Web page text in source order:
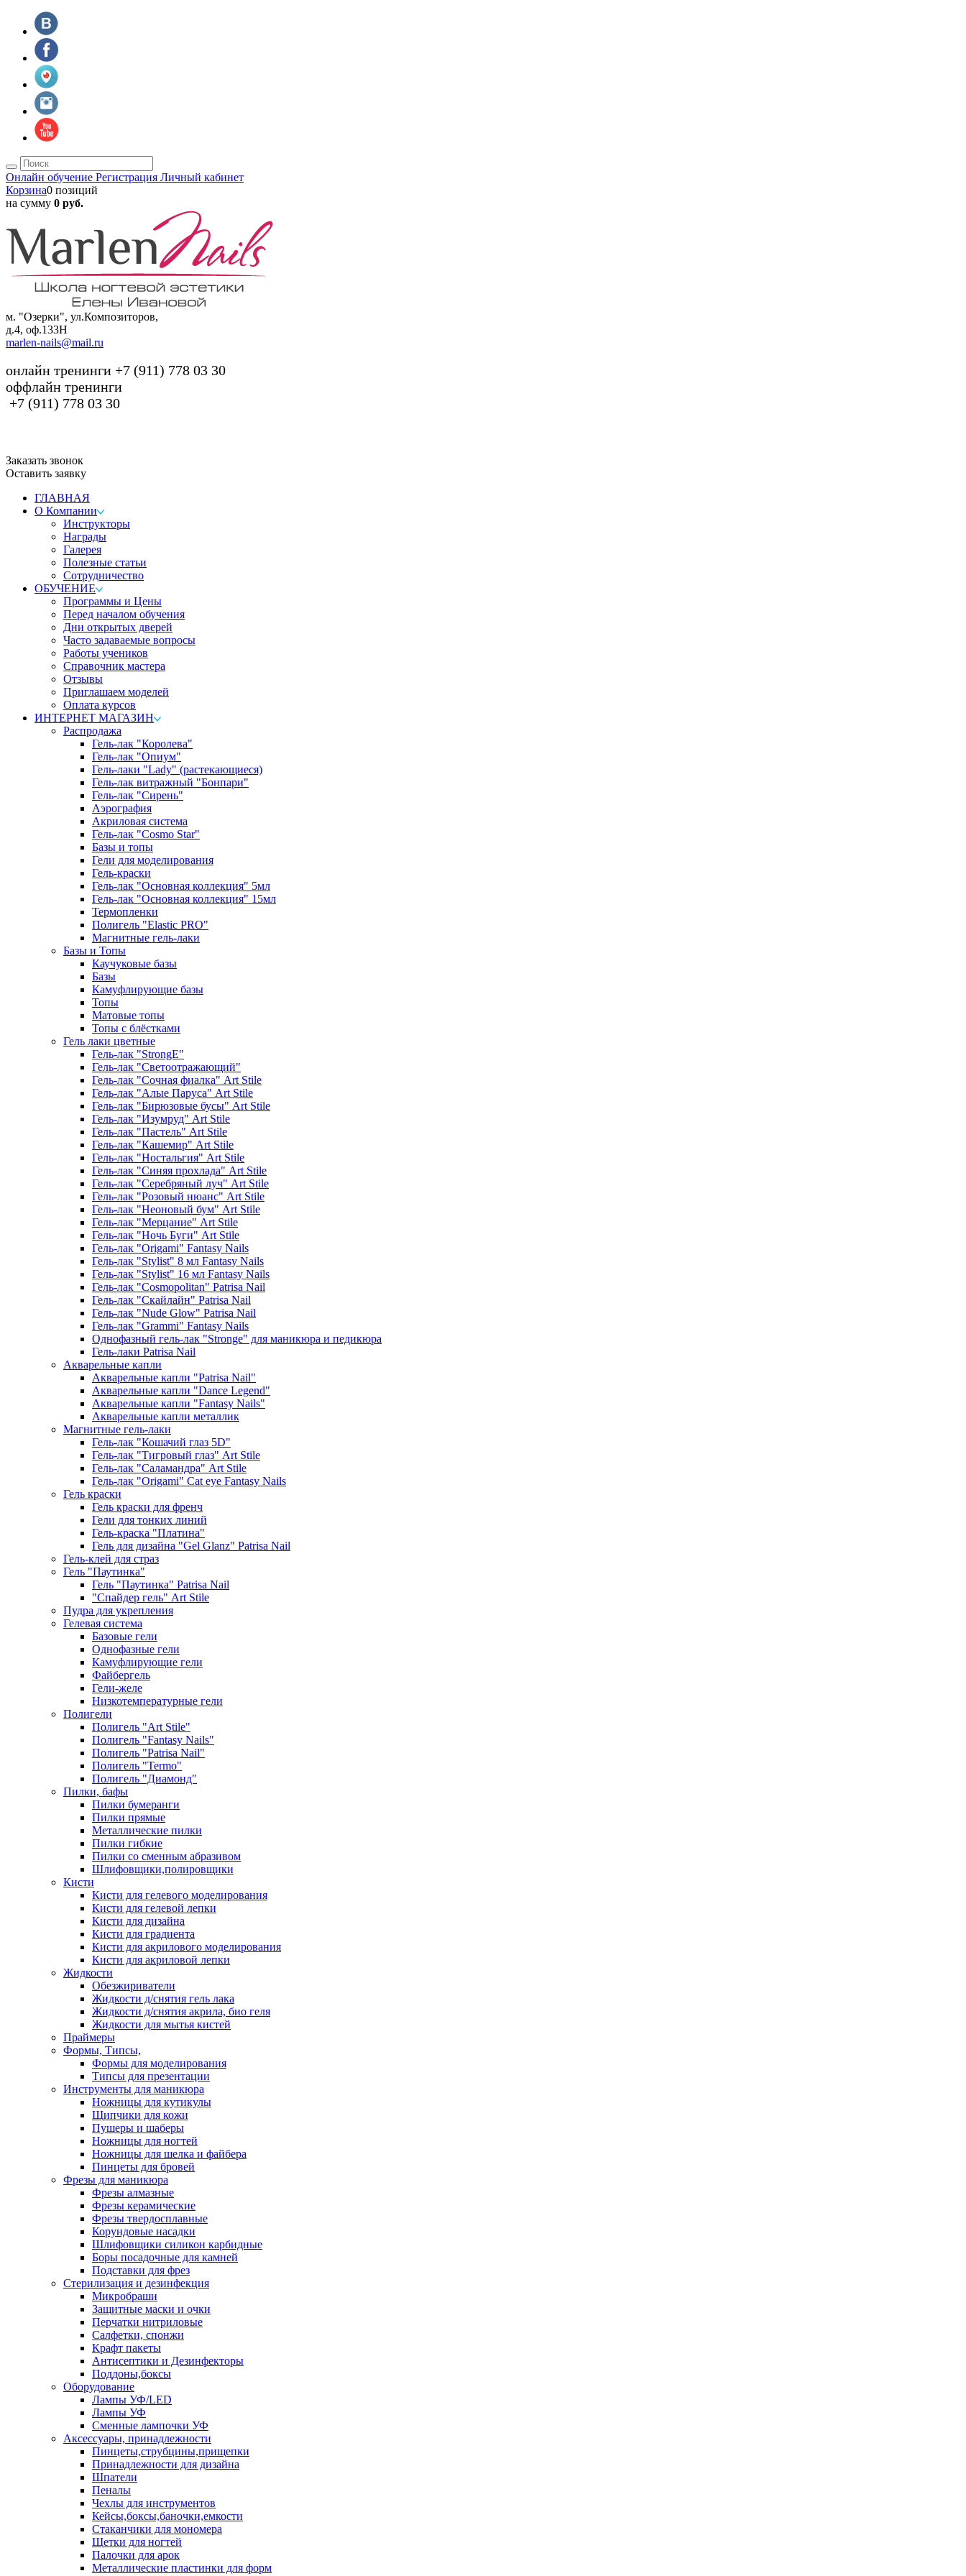
Онлайн обучение Регистрация Личный кабинет
Корзина0 позиций
на сумму 0 руб.
м. "Озерки", ул.Композиторов,
д.4, оф.133H
marlen-nails@mail.ru
онлайн тренинги +7 (911) 778 03 30
оффлайн тренинги
+7 (911) 778 03 30
Заказать звонок
Оставить заявку
ГЛАВНАЯ
О Компании
Инструкторы
Награды
Галерея
Полезные статьи
Сотрудничество
ОБУЧЕНИЕ
Программы и Цены
Перед началом обучения
Дни открытых дверей
Часто задаваемые вопросы
Работы учеников
Справочник мастера
Отзывы
Приглашаем моделей
Оплата курсов
ИНТЕРНЕТ МАГАЗИН
Распродажа
Гель-лак "Королева"
Гель-лак "Опиум"
Гель-лаки "Lady" (растекающиеся)
Гель-лак витражный "Бонпари"
Гель-лак "Сирень"
Аэрография
Акриловая система
Гель-лак "Cosmo Star"
Базы и топы
Гели для моделирования
Гель-краски
Гель-лак "Основная коллекция" 5мл
Гель-лак "Основная коллекция" 15мл
Термопленки
Полигель "Elastic PRO"
Магнитные гель-лаки
Базы и Топы
Каучуковые базы
Базы
Камуфлирующие базы
Топы
Матовые топы
Топы с блёстками
Гель лаки цветные
Гель-лак "StrongE"
Гель-лак "Светоотражающий"
Гель-лак "Сочная фиалка" Art Stile
Гель-лак "Алые Паруса" Art Stile
Гель-лак "Бирюзовые бусы" Art Stile
Гель-лак "Изумруд" Art Stile
Гель-лак "Пастель" Art Stile
Гель-лак "Кашемир" Art Stile
Гель-лак "Ностальгия" Art Stile
Гель-лак "Синяя прохлада" Art Stile
Гель-лак "Серебряный луч" Art Stile
Гель-лак "Розовый нюанс" Art Stile
Гель-лак "Неоновый бум" Art Stile
Гель-лак "Мерцание" Art Stile
Гель-лак "Ночь Буги" Art Stile
Гель-лак "Origami" Fantasy Nails
Гель-лак "Stylist" 8 мл Fantasy Nails
Гель-лак "Stylist" 16 мл Fantasy Nails
Гель-лак "Cosmopolitan" Patrisa Nail
Гель-лак "Скайлайн" Patrisa Nail
Гель-лак "Nude Glow" Patrisa Nail
Гель-лак "Grammi" Fantasy Nails
Однофазный гель-лак "Stronge" для маникюра и педикюра
Гель-лаки Patrisa Nail
Акварельные капли
Акварельные капли "Patrisa Nail"
Акварельные капли "Dance Legend"
Акварельные капли "Fantasy Nails"
Акварельные капли металлик
Магнитные гель-лаки
Гель-лак "Кошачий глаз 5D"
Гель-лак "Тигровый глаз" Art Stile
Гель-лак "Саламандра" Art Stile
Гель-лак "Origami" Cat eye Fantasy Nails
Гель краски
Гель краски для френч
Гели для тонких линий
Гель-краска "Платина"
Гель для дизайна "Gel Glanz" Patrisa Nail
Гель-клей для страз
Гель "Паутинка"
Гель "Паутинка" Patrisa Nail
"Спайдер гель" Art Stile
Пудра для укрепления
Гелевая система
Базовые гели
Однофазные гели
Камуфлирующие гели
Файбергель
Гели-желе
Низкотемпературные гели
Полигели
Полигель "Art Stile"
Полигель "Fantasy Nails"
Полигель "Patrisa Nail"
Полигель "Termo"
Полигель "Диамонд"
Пилки, бафы
Пилки бумеранги
Пилки прямые
Металлические пилки
Пилки гибкие
Пилки со сменным абразивом
Шлифовщики,полировщики
Кисти
Кисти для гелевого моделирования
Кисти для гелевой лепки
Кисти для дизайна
Кисти для градиента
Кисти для акрилового моделирования
Кисти для акриловой лепки
Жидкости
Обезжириватели
Жидкости д/снятия гель лака
Жидкости д/снятия акрила, био геля
Жидкости для мытья кистей
Праймеры
Формы, Типсы,
Формы для моделирования
Типсы для презентации
Инструменты для маникюра
Ножницы для кутикулы
Щипчики для кожи
Пушеры и шаберы
Ножницы для ногтей
Ножницы для шелка и файбера
Пинцеты для бровей
Фрезы для маникюра
Фрезы алмазные
Фрезы керамические
Фрезы твердосплавные
Корундовые насадки
Шлифовщики силикон карбидные
Боры посадочные для камней
Подставки для фрез
Стерилизация и дезинфекция
Микробраши
Защитные маски и очки
Перчатки нитриловые
Салфетки, спонжи
Крафт пакеты
Антисептики и Дезинфекторы
Поддоны,боксы
Оборудование
Лампы УФ/LED
Лампы УФ
Сменные лампочки УФ
Аксессуары, принадлежности
Пинцеты,струбцины,прищепки
Принадлежности для дизайна
Шпатели
Пеналы
Чехлы для инструментов
Кейсы,боксы,баночки,емкости
Стаканчики для мономера
Щетки для ногтей
Палочки для арок
Металлические пластинки для форм